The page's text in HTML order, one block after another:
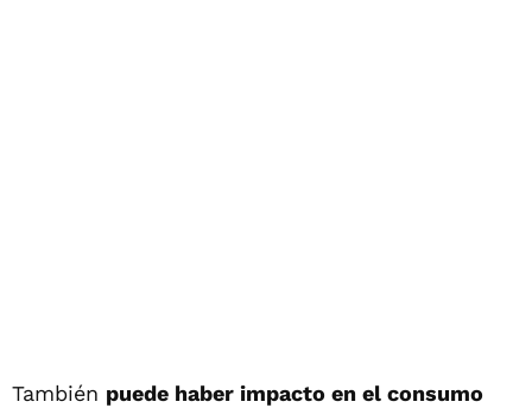
También puede haber impacto en el consumo